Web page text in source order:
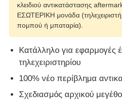
Λεπίδα κλειδιού αυτοκινήτου
κλειδιού αντικατάστασης
ΕΣΩΤΕΡΙΚΗ μονάδα
πομπού ή μπαταρία).
Κατάλληλο για εφαρμογές
τηλεχειριστηρίου
100% νέο περίβλημα
Σχεδιασμός αρχικού